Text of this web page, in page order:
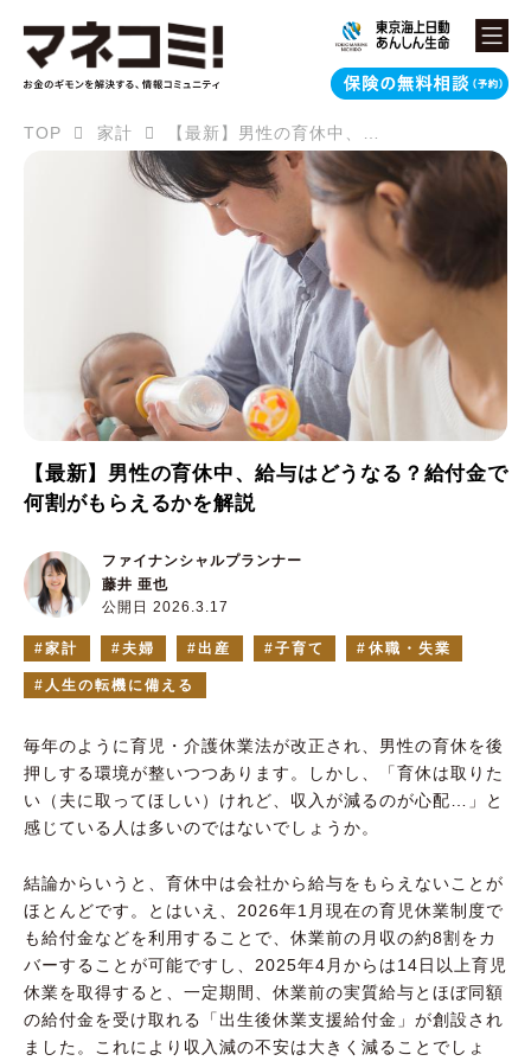
TOP 家計 【最新】男性の育休中、給与はどうなる？給付金で何割がもらえるかを解説
【最新】男性の育休中、給与はどうなる？給付金で
何割がもらえるかを解説
公開日 2026.3.17
ファイナンシャルプランナー
藤井 亜也
家計 夫婦 出産 子育て 休職・失業
人生の転機に備える
毎年のように育児・介護休業法が改正され、男性の育休を後
押しする環境が整いつつあります。しかし、「育休は取りた
い（夫に取ってほしい）けれど、収入が減るのが心配…」と
感じている人は多いのではないでしょうか。
結論からいうと、育休中は会社から給与をもらえないことが
ほとんどです。とはいえ、2026年1月現在の育児休業制度で
も給付金などを利用することで、休業前の月収の約8割をカ
バーすることが可能ですし、2025年4月からは14日以上育児
休業を取得すると、一定期間、休業前の実質給与とほぼ同額
の給付金を受け取れる「出生後休業支援給付金」が創設され
ました。これにより収入減の不安は大きく減ることでしょ